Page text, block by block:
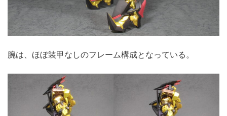
腕は、ほぼ装甲なしのフレーム構成となっている。